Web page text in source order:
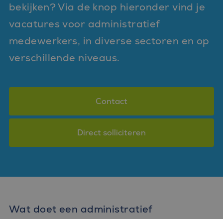
bekijken? Via de knop hieronder vind je
vacatures voor administratief
medewerkers, in diverse sectoren en op
verschillende niveaus.
Contact
Direct solliciteren
Wat doet een administratief